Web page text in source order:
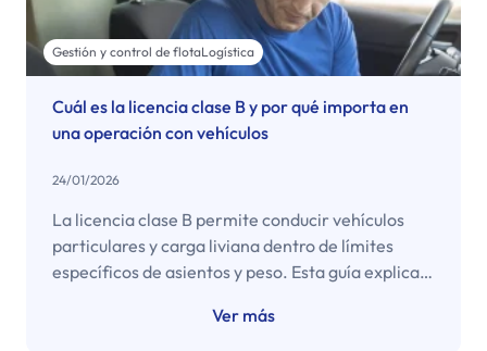
Gestión y control de flotaLogística
Cuál es la licencia clase B y por qué importa en
una operación con vehículos
24/01/2026
La licencia clase B permite conducir vehículos
particulares y carga liviana dentro de límites
específicos de asientos y peso. Esta guía explica
municipal y qué revisar antes de asignar
Ver más